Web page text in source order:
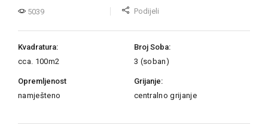
5039 Podijeli
Kvadratura:
cca. 100m2
Broj Soba:
3 (soban)
Opremljenost
namješteno
Grijanje:
centralno grijanje